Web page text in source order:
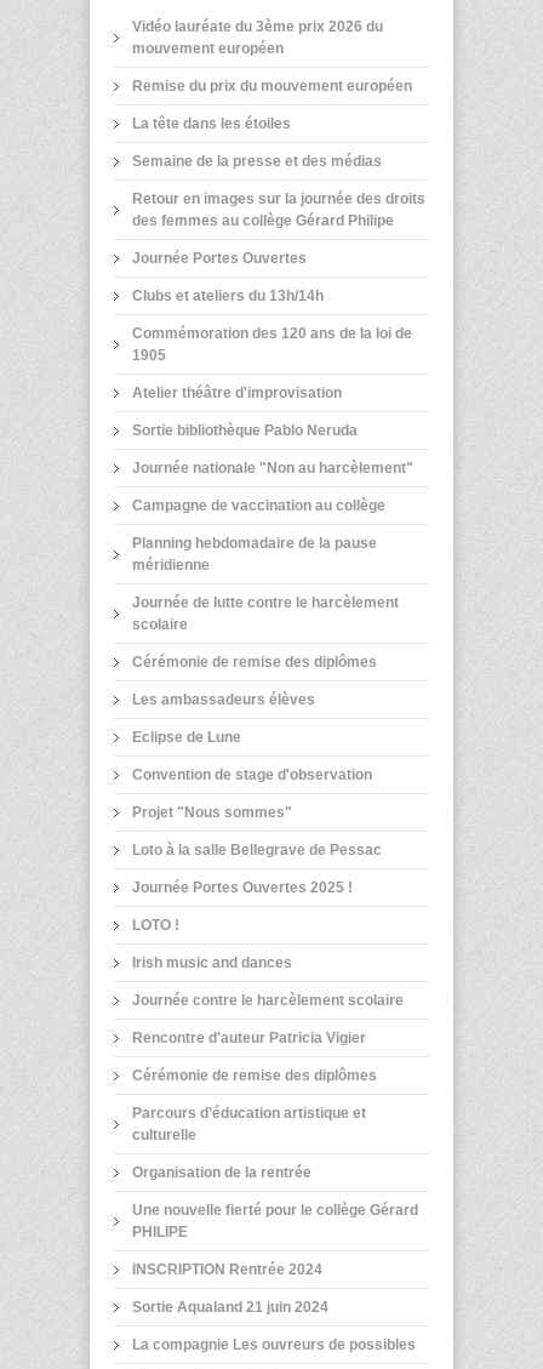
Vidéo lauréate du 3ème prix 2026 du
mouvement européen
Remise du prix du mouvement européen
La tête dans les étoiles
Semaine de la presse et des médias
Retour en images sur la journée des droits
des femmes au collège Gérard Philipe
Journée Portes Ouvertes
Clubs et ateliers du 13h/14h
Commémoration des 120 ans de la loi de
1905
Atelier théâtre d'improvisation
Sortie bibliothèque Pablo Neruda
Journée nationale "Non au harcèlement"
Campagne de vaccination au collège
Planning hebdomadaire de la pause
méridienne
Journée de lutte contre le harcèlement
scolaire
Cérémonie de remise des diplômes
Les ambassadeurs élèves
Eclipse de Lune
Convention de stage d'observation
Projet "Nous sommes"
Loto à la salle Bellegrave de Pessac
Journée Portes Ouvertes 2025 !
LOTO !
Irish music and dances
Journée contre le harcèlement scolaire
Rencontre d'auteur Patricia Vigier
Cérémonie de remise des diplômes
Parcours d’éducation artistique et
culturelle
Organisation de la rentrée
Une nouvelle fierté pour le collège Gérard
PHILIPE
INSCRIPTION Rentrée 2024
Sortie Aqualand 21 juin 2024
La compagnie Les ouvreurs de possibles